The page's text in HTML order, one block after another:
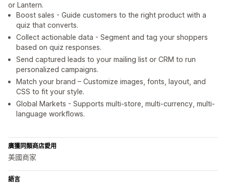
or Lantern.
Boost sales - Guide customers to the right product with a
quiz that converts.
Collect actionable data - Segment and tag your shoppers
based on quiz responses.
Send captured leads to your mailing list or CRM to run
personalized campaigns.
Match your brand – Customize images, fonts, layout, and
CSS to fit your style.
Global Markets - Supports multi-store, multi-currency, multi-
language workflows.
廣獲同類商店愛用
美國商家
語言